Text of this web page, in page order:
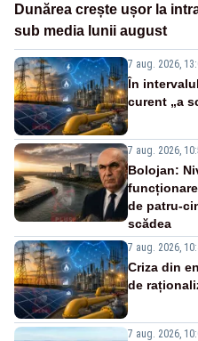
Dunărea crește ușor la
sub media lunii august
7 aug. 2026,
În
curent „a
7 aug. 2026,
Bolojan:
de patru-
scădea
7 aug. 2026,
Criza din
de
7 aug. 2026,